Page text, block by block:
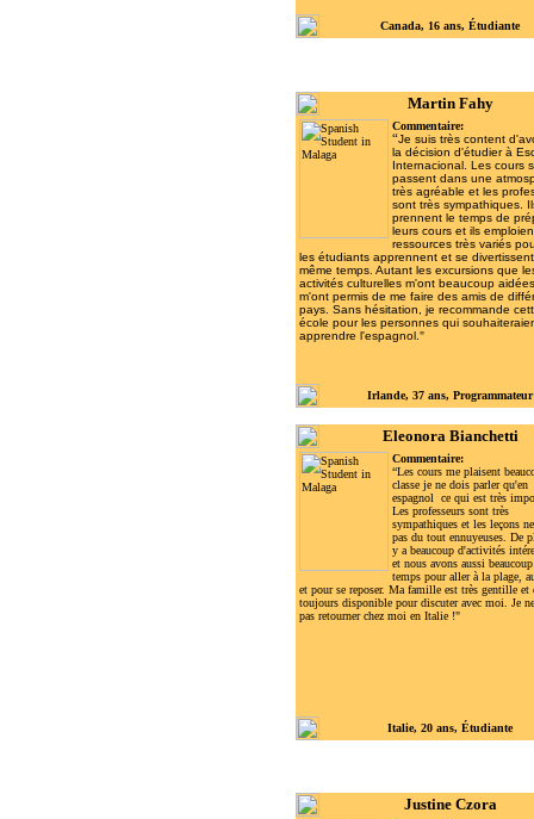
Canada, 16 ans, Étudiante
Martin Fahy
Commentaire:
“Je suis très content
la décision d'étudier à
Internacional. Les cours
passent dans une
très agréable et les
sont très sympathiques.
prennent le temps de
leurs cours et ils
ressources très variés
les étudiants apprennent et se
même temps. Autant les excursions que
activités culturelles m'ont beaucoup
m'ont permis de me faire des amis de
pays. Sans hésitation, je recommande
école pour les personnes qui
apprendre l'espagnol. "
Irlande, 37 ans, Programmateur
Eleonora Bianchetti
Commentaire:
“Les cours me plaisent
classe je ne dois parler qu'en
espagnol ce qui est très
Les professeurs sont très
sympathiques et les leçons
pas du tout ennuyeuses. De
y a beaucoup d'activités
et nous avons aussi
temps pour aller à la plage,
et pour se reposer. Ma famille est très gentille et
toujours disponible pour discuter avec moi. Je
pas retourner chez moi en Italie !"
Italie, 20 ans, Étudiante
Justine Czora